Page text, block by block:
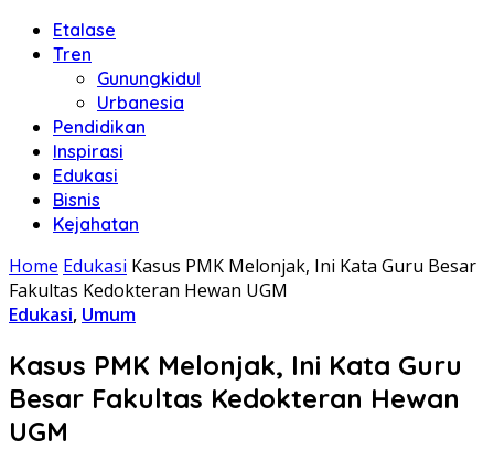
Etalase
Tren
Gunungkidul
Urbanesia
Pendidikan
Inspirasi
Edukasi
Bisnis
Kejahatan
Home Edukasi Kasus PMK Melonjak, Ini Kata Guru Besar
Fakultas Kedokteran Hewan UGM
Edukasi, Umum
Kasus PMK Melonjak, Ini Kata Guru
Besar Fakultas Kedokteran Hewan
UGM